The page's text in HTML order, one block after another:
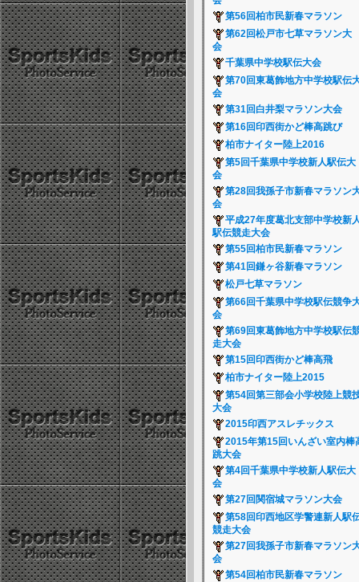
第56回柏市民新春マラソン
第62回松戸市七草マラソン大
会
千葉県中学校駅伝大会
第70回東葛飾地方中学校駅伝
会
第31回白井梨マラソン大会
第16回印西街かど棒高跳び
柏市ナイター陸上2016
第5回千葉県中学校新人駅伝大
会
第28回我孫子市新春マラソン
会
平成27年度葛北支部中学校新
駅伝競走大会
第55回柏市民新春マラソン
第41回鎌ヶ谷新春マラソン
松戸七草マラソン
第66回千葉県中学校駅伝競争
会
第69回東葛飾地方中学校駅伝
走大会
第15回印西街かど棒高飛
柏市ナイター陸上2015
第54回第三部会小学校陸上競
大会
2015印西アスレチックス
2015年第15回いんざい室内棒
跳大会
第4回千葉県中学校新人駅伝大
会
第27回関宿城マラソン大会
第58回印西地区学警連新人駅
競走大会
第27回我孫子市新春マラソン
会
第54回柏市民新春マラソン